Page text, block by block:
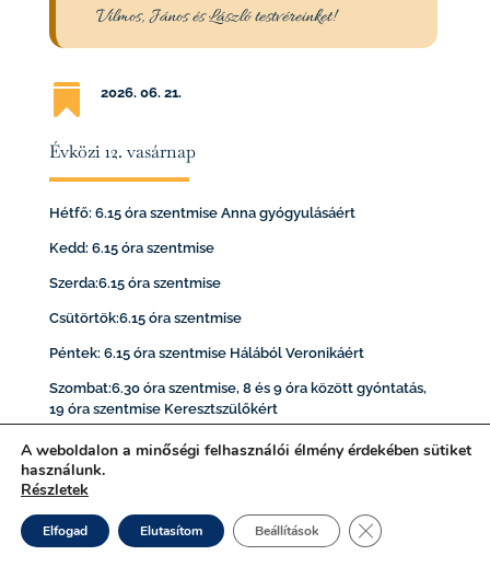
Vilmos, János és László testvéreinket!
 2026. 06. 21.
Évközi 12. vasárnap
Hétfő: 6.15 óra szentmise Anna gyógyulásáért
Kedd: 6.15 óra szentmise
Szerda:6.15 óra szentmise
Csütörtök:6.15 óra szentmise
Péntek: 6.15 óra szentmise Hálából Veronikáért
Szombat:6.30 óra szentmise, 8 és 9 óra között gyóntatás,
19 óra szentmise Keresztszülőkért
Vasárnap: 8 óra szentmise, 19 óra szentmise
Jegyesoktatási sorozat, házasságra felkészítés 2026.
tavaszi része befejeződött.
Minden hónap második szerdáján női kör, harmadik
A weboldalon a minőségi felhasználói élmény érdekében sütiket
használunk.
Részletek
Elfogad Elutasítom Beállítások Close GDPR